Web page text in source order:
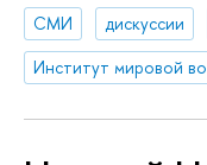
СМИ дискуссии